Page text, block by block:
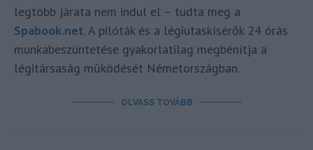
legtöbb járata nem indul el – tudta meg a
Spabook.net. A pilóták és a légiutaskísérők 24 órás
munkabeszüntetése gyakorlatilag megbénítja a
légitársaság működését Németországban.
OLVASS TOVÁBB